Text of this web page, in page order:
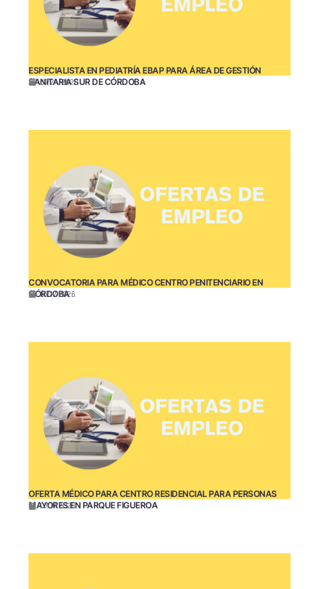
ESPECIALISTA EN PEDIATRÍA EBAP PARA ÁREA DE GESTIÓN
SANITARIA SUR DE CÓRDOBA
07/24/2026
CONVOCATORIA PARA MÉDICO CENTRO PENITENCIARIO EN
CÓRDOBA
07/17/2026
OFERTA MÉDICO PARA CENTRO RESIDENCIAL PARA PERSONAS
MAYORES EN PARQUE FIGUEROA
07/17/2026